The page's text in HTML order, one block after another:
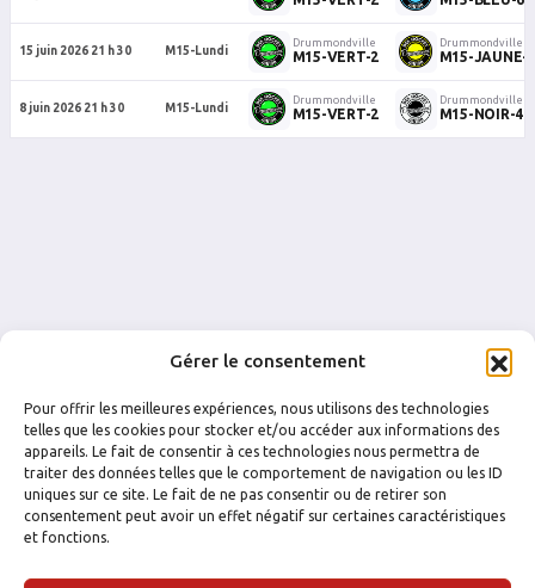
Gérer le consentement
Pour offrir les meilleures expériences, nous utilisons des technologies
telles que les cookies pour stocker et/ou accéder aux informations des
appareils. Le fait de consentir à ces technologies nous permettra de
traiter des données telles que le comportement de navigation ou les ID
uniques sur ce site. Le fait de ne pas consentir ou de retirer son
consentement peut avoir un effet négatif sur certaines caractéristiques
et fonctions.
15 juin 2026 21 h 30 M15-Lundi
Drummondville
M15-VERT-2
Drummondville
M15-JAUNE-3
8 juin 2026 21 h 30 M15-Lundi
Drummondville
M15-VERT-2
Drummondville
M15-NOIR-4
FACEBOOK INSTAGRAM